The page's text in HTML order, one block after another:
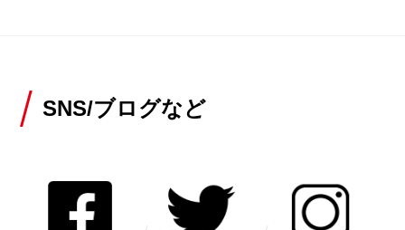
SNS/ブログなど